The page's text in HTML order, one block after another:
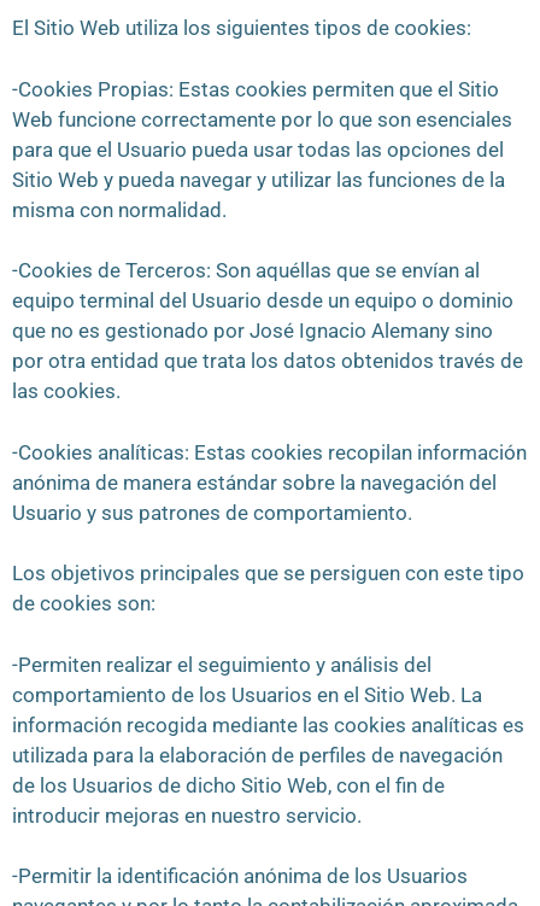
El Sitio Web utiliza los siguientes tipos de cookies:
-Cookies Propias: Estas cookies permiten que el Sitio
Web funcione correctamente por lo que son esenciales
para que el Usuario pueda usar todas las opciones del
Sitio Web y pueda navegar y utilizar las funciones de la
misma con normalidad.
-Cookies de Terceros: Son aquéllas que se envían al
equipo terminal del Usuario desde un equipo o dominio
que no es gestionado por José Ignacio Alemany sino
por otra entidad que trata los datos obtenidos través de
las cookies.
-Cookies analíticas: Estas cookies recopilan información
anónima de manera estándar sobre la navegación del
Usuario y sus patrones de comportamiento.
Los objetivos principales que se persiguen con este tipo
de cookies son:
-Permiten realizar el seguimiento y análisis del
comportamiento de los Usuarios en el Sitio Web. La
información recogida mediante las cookies analíticas es
utilizada para la elaboración de perfiles de navegación
de los Usuarios de dicho Sitio Web, con el fin de
introducir mejoras en nuestro servicio.
-Permitir la identificación anónima de los Usuarios